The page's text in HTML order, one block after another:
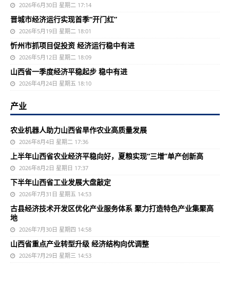
2026年6月30日 星期二 17:14
晋城市经济运行实现首季“开门红”
2026年5月19日 星期二 18:01
忻州市抓项目促投资 经济运行稳中有进
2026年5月12日 星期二 18:09
山西省一季度经济平稳起步 稳中有进
2026年4月24日 星期五 18:10
产业
农业机器人助力山西省旱作农业高质量发展
2026年8月4日 星期二 17:36
上半年山西省农业经济平稳向好，夏粮实现“三增”单产创新高
2026年8月2日 星期日 17:37
下半年山西省工业发展大盘敲定
2026年7月31日 星期五 14:53
古县经济技术开发区优化产业服务体系 聚力打造特色产业集聚高
地
2026年7月30日 星期四 14:58
山西省重点产业转型升级 经济结构向优调整
2026年7月29日 星期三 14:53